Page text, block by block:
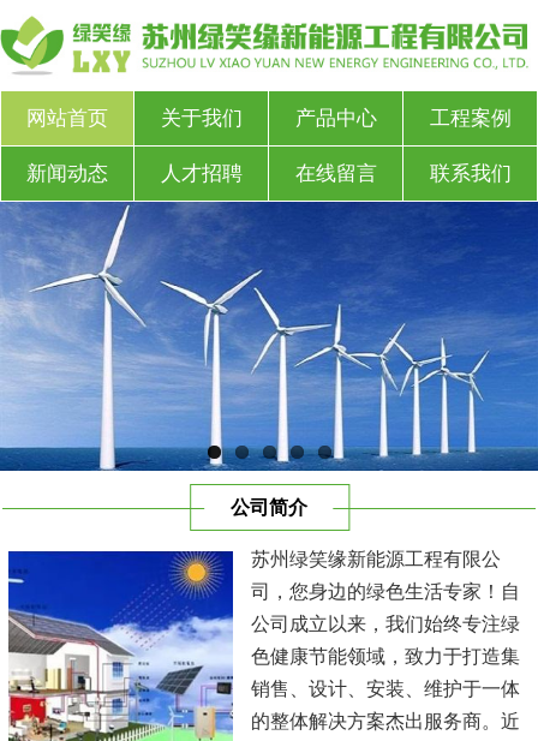
网站首页 关于我们 产品中心 工程案例
新闻动态 人才招聘 在线留言 联系我们
公司简介
苏州绿笑缘新能源工程有限公
司，您身边的绿色生活专家！自
公司成立以来，我们始终专注绿
色健康节能领域，致力于打造集
销售、设计、安装、维护于一体
的整体解决方案杰出服务商。近